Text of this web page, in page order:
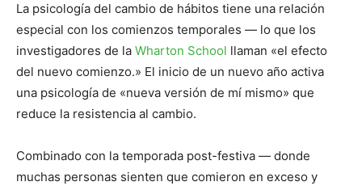
La psicología del cambio de hábitos tiene una relación
especial con los comienzos temporales — lo que los
investigadores de la Wharton School llaman «el efecto
del nuevo comienzo.» El inicio de un nuevo año activa
una psicología de «nueva versión de mí mismo» que
reduce la resistencia al cambio.
Combinado con la temporada post-festiva — donde
muchas personas sienten que comieron en exceso y